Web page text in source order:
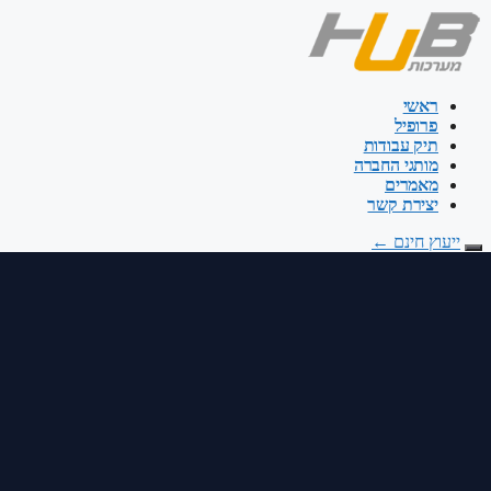
דלג
לתוכן
ראשי
פרופיל
תיק עבודות
מותגי החברה
מאמרים
יצירת קשר
ייעוץ חינם ←